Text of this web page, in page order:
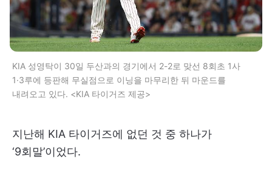
KIA 성영탁이 30일 두산과의 경기에서 2-2로 맞선 8회초 1사
1·3루에 등판해 무실점으로 이닝을 마무리한 뒤 마운드를
내려오고 있다. <KIA 타이거즈 제공>
지난해 KIA 타이거즈에 없던 것 중 하나가
‘9회말’이었다.